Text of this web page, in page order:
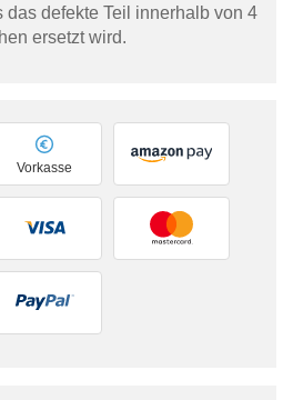
das defekte Teil innerhalb von 4
ersetzt wird.
Vorkasse